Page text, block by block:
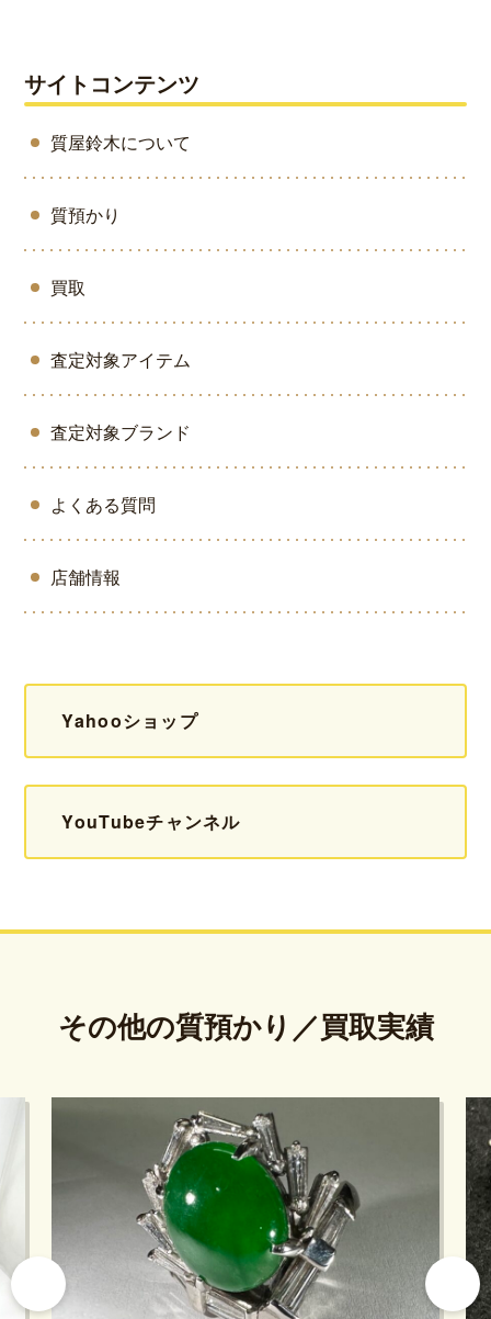
サイトコンテンツ
質屋鈴木について
質預かり
買取
査定対象アイテム
査定対象ブランド
よくある質問
店舗情報
Yahooショップ
YouTubeチャンネル
その他の質預かり／買取実績